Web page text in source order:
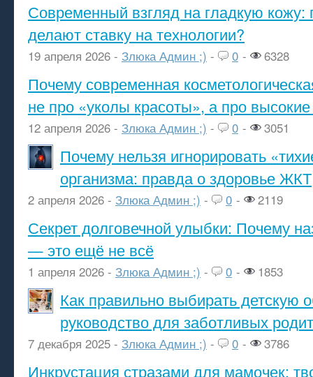
Современный взгляд на гладкую кожу:
делают ставку на технологии?
19 апреля 2026 - Злюка Админ ;) - 0 - 6328
Почему современная
не про «уколы красоты», а про высокие
12 апреля 2026 - Злюка Админ ;) - 0 - 3051
Почему нельзя игнорировать
организма: правда о здоровье ЖКТ
2 апреля 2026 - Злюка Админ ;) - 0 - 2119
Секрет долговечной улыбки: Почему
— это ещё не всё
1 апреля 2026 - Злюка Админ ;) - 0 - 1853
Как правильно выбирать детскую
руководство для заботливых
7 декабря 2025 - Злюка Админ ;) - 0 - 3786
Инкрустация стразами для мамочек: